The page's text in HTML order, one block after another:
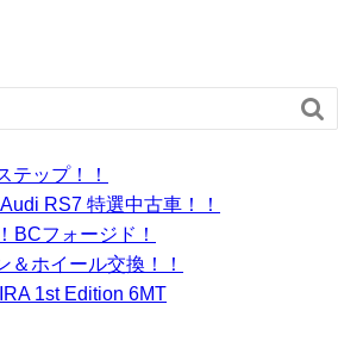

テップ！！
RS7 特選中古車！！
BCフォージド！
＆ホイール交換！！
1st Edition 6MT